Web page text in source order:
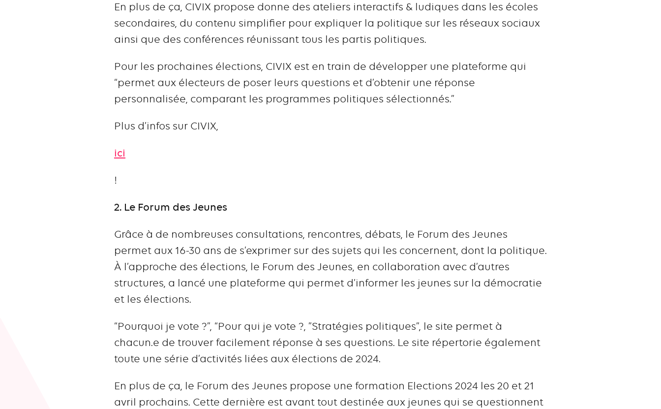
En plus de ça, CIVIX propose donne des ateliers interactifs & ludiques dans les écoles
secondaires, du contenu simplifier pour expliquer la politique sur les réseaux sociaux
ainsi que des conférences réunissant tous les partis politiques.
Pour les prochaines élections, CIVIX est en train de développer une plateforme qui
“permet aux électeurs de poser leurs questions et d’obtenir une réponse
personnalisée, comparant les programmes politiques sélectionnés.”
Plus d’infos sur CIVIX,
ici
!
2. Le Forum des Jeunes
Grâce à de nombreuses consultations, rencontres, débats, le Forum des Jeunes
permet aux 16-30 ans de s’exprimer sur des sujets qui les concernent, dont la politique.
À l’approche des élections, le Forum des Jeunes, en collaboration avec d’autres
structures, a lancé une plateforme qui permet d’informer les jeunes sur la démocratie
et les élections.
“Pourquoi je vote ?”, “Pour qui je vote ?, ”Stratégies politiques”, le site permet à
chacun.e de trouver facilement réponse à ses questions. Le site répertorie également
toute une série d’activités liées aux élections de 2024.
En plus de ça, le Forum des Jeunes propose une formation Elections 2024 les 20 et 21
avril prochains. Cette dernière est avant tout destinée aux jeunes qui se questionnent